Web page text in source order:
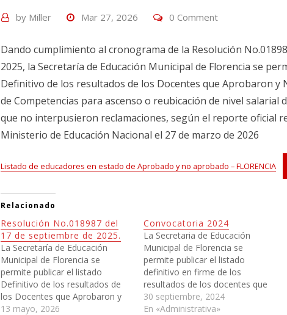
by Miller Mar 27, 2026 0 Comment
Dando cumplimiento al cronograma de la Resolución
2025, la Secretaría de Educación Municipal de Florencia se
Definitivo de los resultados de los Docentes que Aprobaron y
de Competencias para ascenso o reubicación de nivel salarial
que no interpusieron reclamaciones, según el reporte oficial
Ministerio de Educación Nacional el 27 de marzo de 2026
Listado de educadores en estado de Aprobado y no aprobado – FLORENCIA
Relacionado
Resolución No.018987 del
17 de septiembre de 2025.
La Secretaría de Educación
Municipal de Florencia se
permite publicar el listado
Definitivo de los resultados de
los Docentes que Aprobaron y
No Aprobaron luego de la etapa
13 mayo, 2026
Convocatoria 2024
La Secretaria de Educación
Municipal de Florencia se
permite publicar el listado
definitivo en firme de los
resultados de los docentes que
no hicieron reclamaciones y
aprobaron la Evaluación de
30 septiembre, 2024
En «Administrativa»